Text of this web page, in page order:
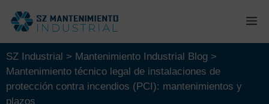
SZ Industrial > Mantenimiento Industrial Blog >
Mantenimiento técnico legal de instalaciones de
protección contra incendios (PCI): mantenimientos y
plazos